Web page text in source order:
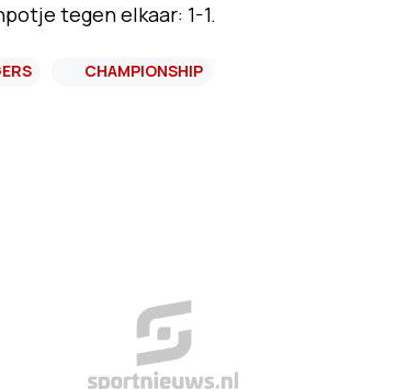
tegen elkaar: 1-1.
CHAMPIONSHIP